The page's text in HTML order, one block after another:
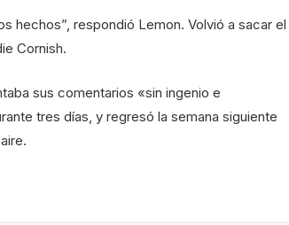
hechos”, respondió Lemon. Volvió a sacar el
Cornish.
sus comentarios «sin ingenio e
tres días, y regresó la semana siguiente